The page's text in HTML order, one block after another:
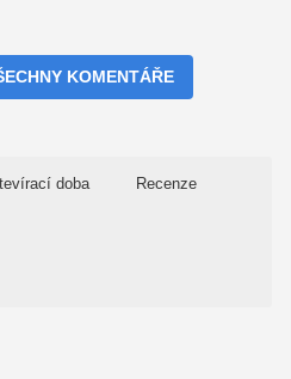
KOMENTÁŘE
doba Recenze